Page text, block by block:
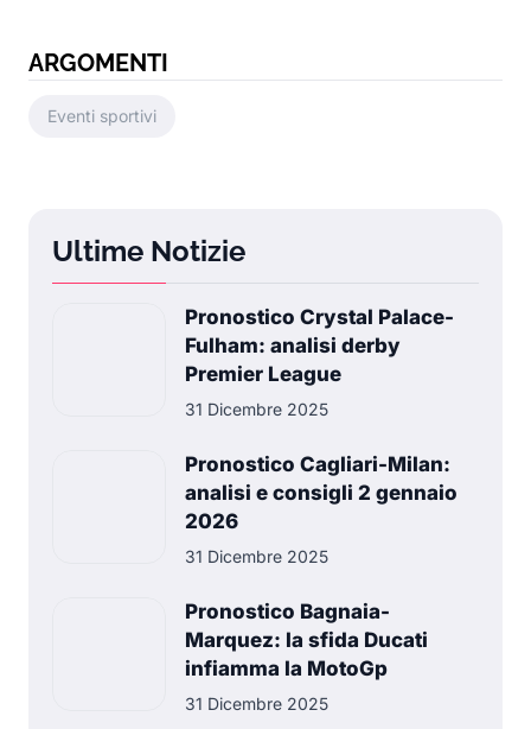
ARGOMENTI
Eventi sportivi
Ultime Notizie
Pronostico Crystal Palace-
Fulham: analisi derby
Premier League
31 Dicembre 2025
Pronostico Cagliari-Milan:
analisi e consigli 2 gennaio
2026
31 Dicembre 2025
Pronostico Bagnaia-
Marquez: la sfida Ducati
infiamma la MotoGp
31 Dicembre 2025